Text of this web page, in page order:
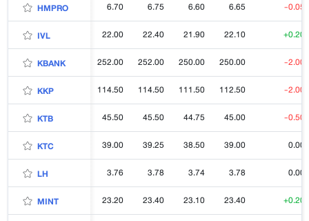
HMPRO 6.70 6.75 6.60 6.65 -0.05
IVL 22.00 22.40 21.90 22.10 +0.20
KBANK 252.00 252.00 250.00 250.00 -2.00
KKP 114.50 114.50 111.50 112.50 -2.00
KTB 45.50 45.50 44.75 45.00 -0.50
KTC 39.00 39.25 38.50 39.00 0.00
LH 3.76 3.78 3.74 3.78 0.00
MINT 23.20 23.40 23.10 23.40
+0.20